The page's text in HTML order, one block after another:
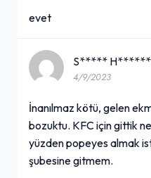
evet
S***** H******
4/9/2023
İnanılmaz kötü, gelen
bozuktu. KFC için gittik
yüzden popeyes almak
şubesine gitmem.